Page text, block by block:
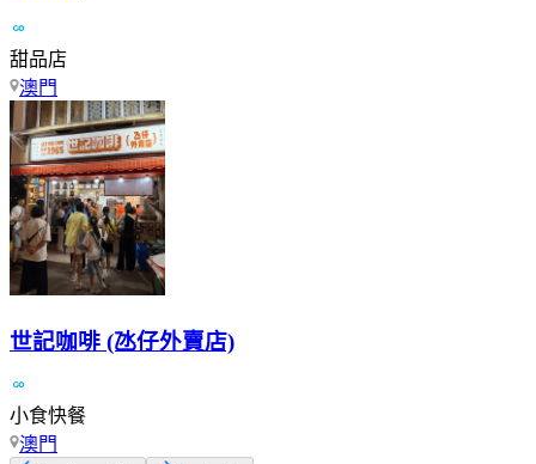
甜品店
澳門
世記咖啡 (氹仔外賣店)
小食快餐
澳門